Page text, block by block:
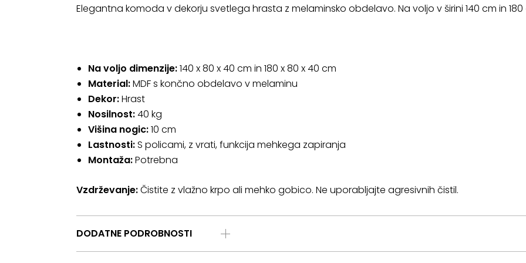
Elegantna komoda v dekorju svetlega hrasta z melaminsko obdelavo. Na voljo v širini 140 cm in 180
Na voljo dimenzije:140 x 80 x 40 cm in 180 x 80 x 40 cm
Material:MDF s končno obdelavo v melaminu
Dekor:Hrast
Nosilnost:40 kg
Višina nogic:10 cm
Lastnosti:S policami, z vrati, funkcija mehkega zapiranja
Montaža:Potrebna
Vzdrževanje:Čistite z vlažno krpo ali mehko gobico. Ne uporabljajte agresivnih čistil.
DODATNE PODROBNOSTI